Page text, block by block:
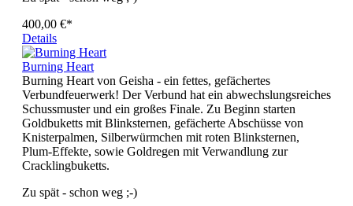
400,00 €*
Details
Burning Heart
Burning Heart von Geisha - ein fettes, gefächertes
Verbundfeuerwerk! Der Verbund hat ein abwechslungsreiches
Schussmuster und ein großes Finale. Zu Beginn starten
Goldbuketts mit Blinksternen, gefächerte Abschüsse von
Knisterpalmen, Silberwürmchen mit roten Blinksternen,
Plum-Effekte, sowie Goldregen mit Verwandlung zur
Cracklingbuketts.
Zu spät - schon weg ;-)